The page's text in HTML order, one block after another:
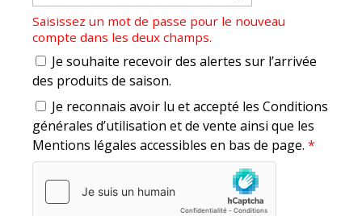
Saisissez un mot de passe pour le nouveau
compte dans les deux champs.
Je souhaite recevoir des alertes sur l’arrivée
des produits de saison.
Je reconnais avoir lu et accepté les Conditions
générales d’utilisation et de vente ainsi que les
Mentions légales accessibles en bas de page. *